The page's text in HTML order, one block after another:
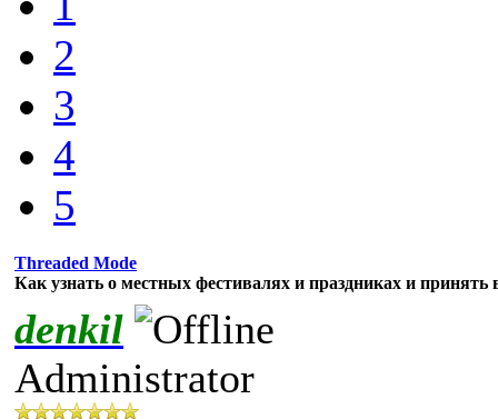
2
3
4
5
Threaded Mode
Как узнать о местных фестивалях и праздниках и принять
denkil
Administrator